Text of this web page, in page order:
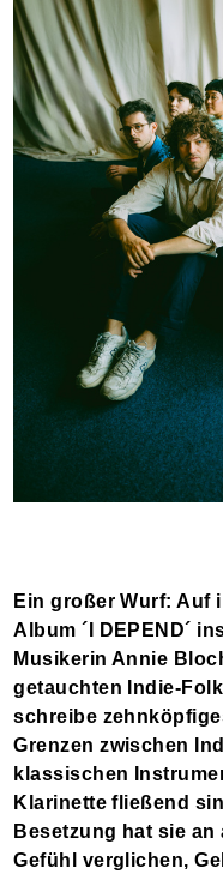
Ein großer Wurf: Auf
Album ´I DEPEND´
Musikerin Annie
getauchten Indie-
schreibe
Grenzen zwischen
klassischen
Klarinette fließend
Besetzung hat sie
Gefühl verglichen,